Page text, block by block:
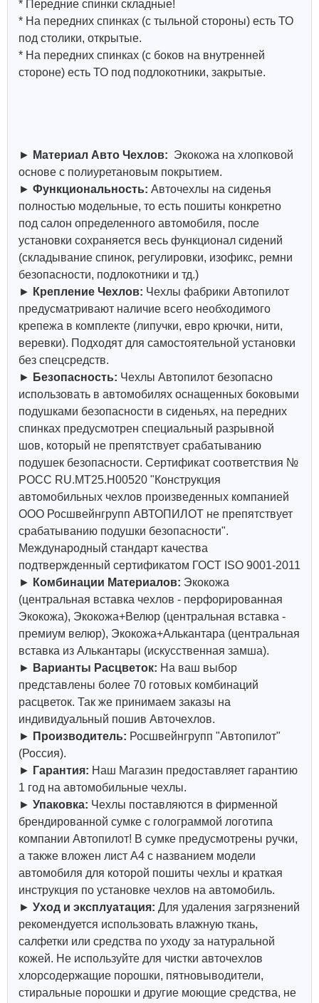
* Передние спинки складные!
* На передних спинках (с тыльной стороны) есть ТО
под столики, открытые.
* На передних спинках (с боков на внутренней
стороне) есть ТО под подлокотники, закрытые.
► Материал Авто Чехлов: Экокожа на хлопковой
основе с полиуретановым покрытием.
► Функциональность: Авточехлы на сиденья
полностью модельные, то есть пошиты конкретно
под салон определенного автомобиля, после
установки сохраняется весь функционал сидений
(складывание спинок, регулировки, изофикс, ремни
безопасности, подлокотники и тд.)
► Крепление Чехлов: Чехлы фабрики Автопилот
предусматривают наличие всего необходимого
крепежа в комплекте (липучки, евро крючки, нити,
веревки). Подходят для самостоятельной установки
без спецсредств.
► Безопасность: Чехлы Автопилот безопасно
использовать в автомобилях оснащенных боковыми
подушками безопасности в сиденьях, на передних
спинках предусмотрен специальный разрывной
шов, который не препятствует срабатыванию
подушек безопасности. Сертификат соответствия №
РОСС RU.МТ25.Н00520 "Конструкция
автомобильных чехлов произведенных компанией
ООО Росшвейнгрупп АВТОПИЛОТ не препятствует
срабатыванию подушки безопасности".
Международный стандарт качества
подтвержденный сертификатом ГОСТ ISO 9001-2011
► Комбинации Материалов: Экокожа
(центральная вставка чехлов - перфорированная
Экокожа), Экокожа+Велюр (центральная вставка -
премиум велюр), Экокожа+Алькантара (центральная
вставка из Алькантары (искусственная замша).
► Варианты Расцветок: На ваш выбор
представлены более 70 готовых комбинаций
расцветок. Так же принимаем заказы на
индивидуальный пошив Авточехлов.
► Производитель: Росшвейнгрупп "Автопилот"
(Россия).
► Гарантия: Наш Магазин предоставляет гарантию
1 год на автомобильные чехлы.
► Упаковка: Чехлы поставляются в фирменной
брендированной сумке с голограммой логотипа
компании Автопилот! В сумке предусмотрены ручки,
а также вложен лист А4 с названием модели
автомобиля для которой пошиты чехлы и краткая
инструкция по установке чехлов на автомобиль.
► Уход и эксплуатация: Для удаления загрязнений
рекомендуется использовать влажную ткань,
салфетки или средства по уходу за натуральной
кожей. Не используйте для чистки авточехлов
хлорсодержащие порошки, пятновыводители,
стиральные порошки и другие моющие средства, не